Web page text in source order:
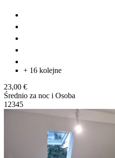
+ 16 kolejne
23,00 €
Średnio za noc i Osoba
1 2345